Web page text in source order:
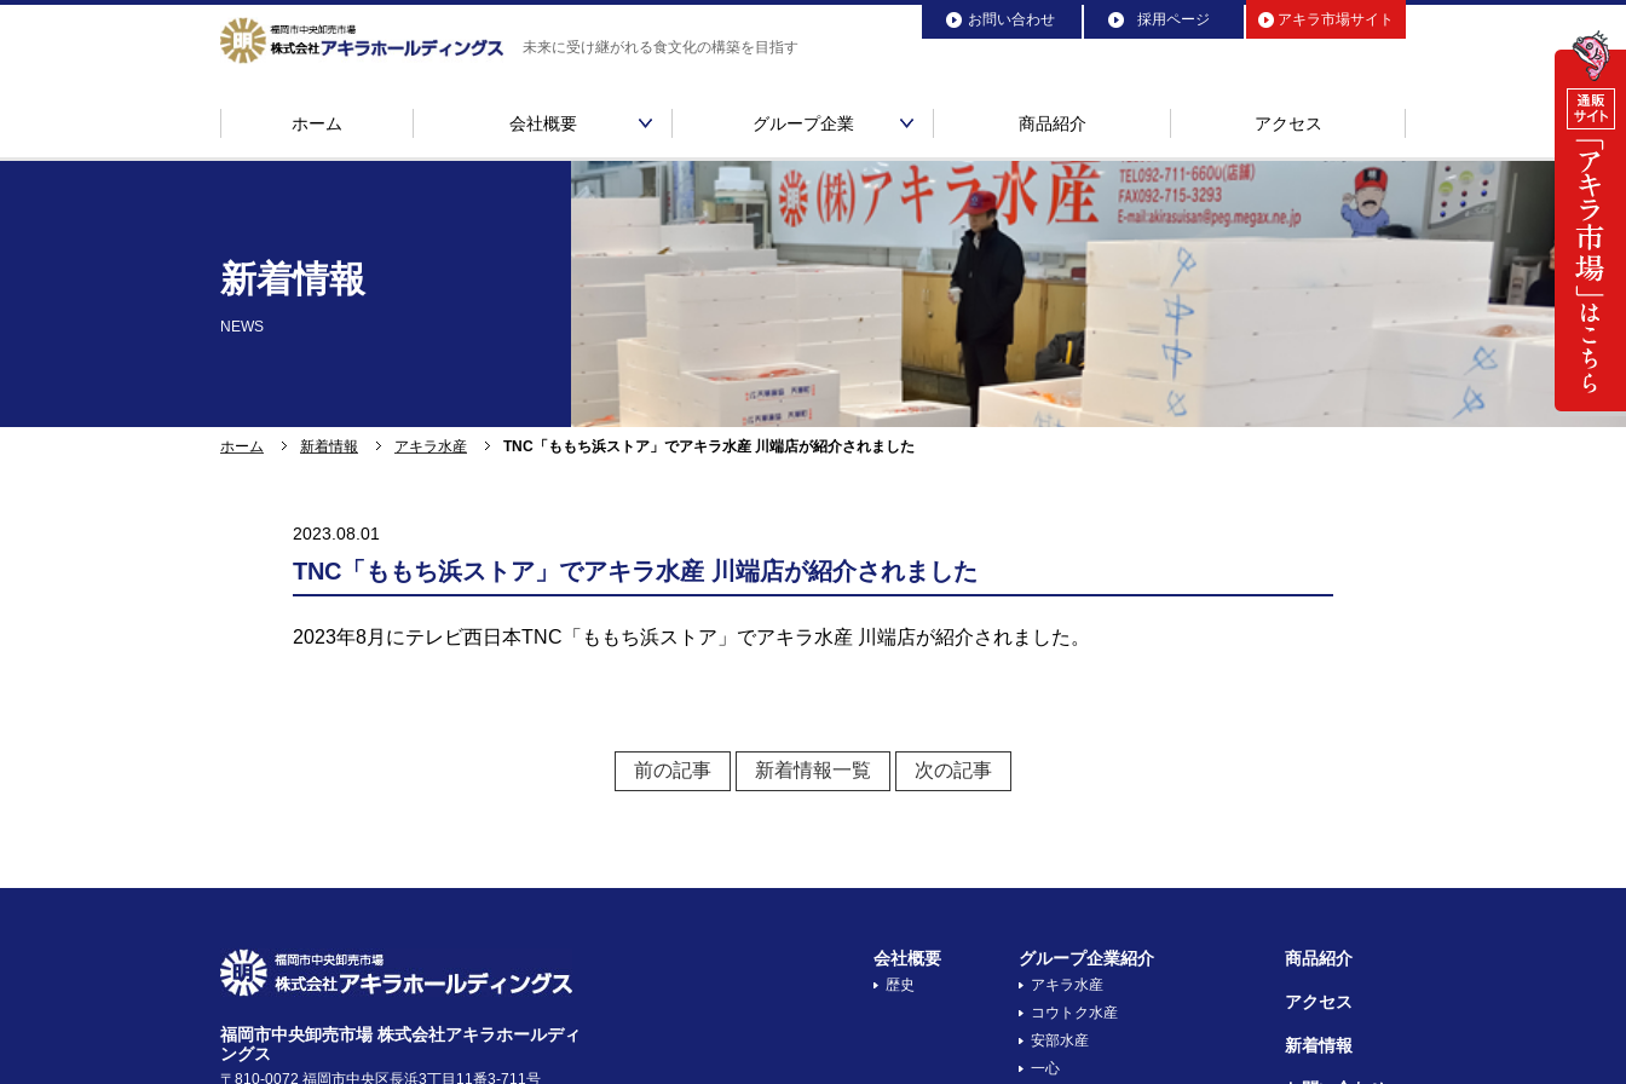
未来に受け継がれる食文化の構築を目指す
お問い合わせ 採用ページ アキラ市場サイト
ホーム 会社概要 グループ企業 商品紹介 アクセス
会社概要 歴史
コウトク水産 安部水産 一心 アキラ・トータルプランニング 四季海鱻
新着情報
NEWS
ホーム 新着情報 アキラ水産 TNC「ももち浜ストア」でアキラ水産 川端店が紹介されました
2023.08.01
TNC「ももち浜ストア」でアキラ水産 川端店が紹介されました
2023年8月にテレビ西日本TNC「ももち浜ストア」でアキラ水産 川端店が紹介されました。
前の記事 新着情報一覧 次の記事
福岡市中央卸売市場株式会社アキラホールディ
ングス
〒810-0072 福岡市中央区長浜3丁目11番3-711号
会社概要
歴史
グループ企業紹介
アキラ水産
コウトク水産
安部水産
一心
商品紹介
アクセス
新着情報